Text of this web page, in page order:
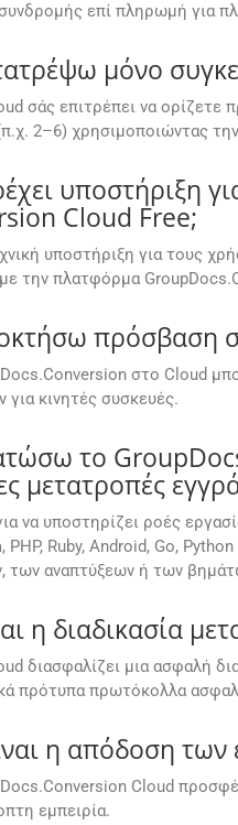
επί πληρωμή για
μόνο
σάς επιτρέπει να ορίζετε
2–6) χρησιμοποιώντας
υποστήριξη
Cloud Free;
υποστήριξη για τους
την πλατφόρμα
πρόσβαση
στο Cloud
κινητές συσκευές.
το
μετατροπές
να υποστηρίζει ροές
PHP, Ruby, Android, Go,
των αναπτύξεων ή των
η διαδικασία
διασφαλίζει μια ασφαλή
πρότυπα πρωτόκολλα
η απόδοση
Cloud
εμπειρία.